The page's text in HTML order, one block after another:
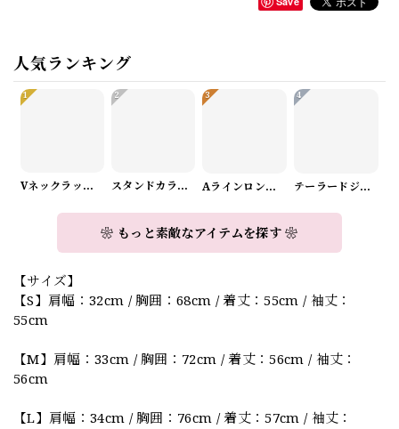
人気ランキング
1
Vネックラップデザインニット（3color） A1008
2
スタンドカラーロングスリーブリボンブラウス（3color） A1126
3
Aラインロングワンピース（2color） A0908
4
テーラードジャケット＆ワイドパンツスーツwithスカーフ A0987
❀ もっと素敵なアイテムを探す ❀
【サイズ】
【S】肩幅：32cm / 胸囲：68cm / 着丈：55cm / 袖丈：
55cm
【M】肩幅：33cm / 胸囲：72cm / 着丈：56cm / 袖丈：
56cm
【L】肩幅：34cm / 胸囲：76cm / 着丈：57cm / 袖丈：